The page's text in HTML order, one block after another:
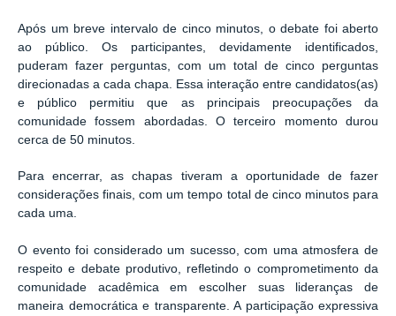
Após um breve intervalo de cinco minutos, o debate foi aberto
ao público. Os participantes, devidamente identificados,
puderam fazer perguntas, com um total de cinco perguntas
direcionadas a cada chapa. Essa interação entre candidatos(as)
e público permitiu que as principais preocupações da
comunidade fossem abordadas. O terceiro momento durou
cerca de 50 minutos.
Para encerrar, as chapas tiveram a oportunidade de fazer
considerações finais, com um tempo total de cinco minutos para
cada uma.
O evento foi considerado um sucesso, com uma atmosfera de
respeito e debate produtivo, refletindo o comprometimento da
comunidade acadêmica em escolher suas lideranças de
maneira democrática e transparente. A participação expressiva